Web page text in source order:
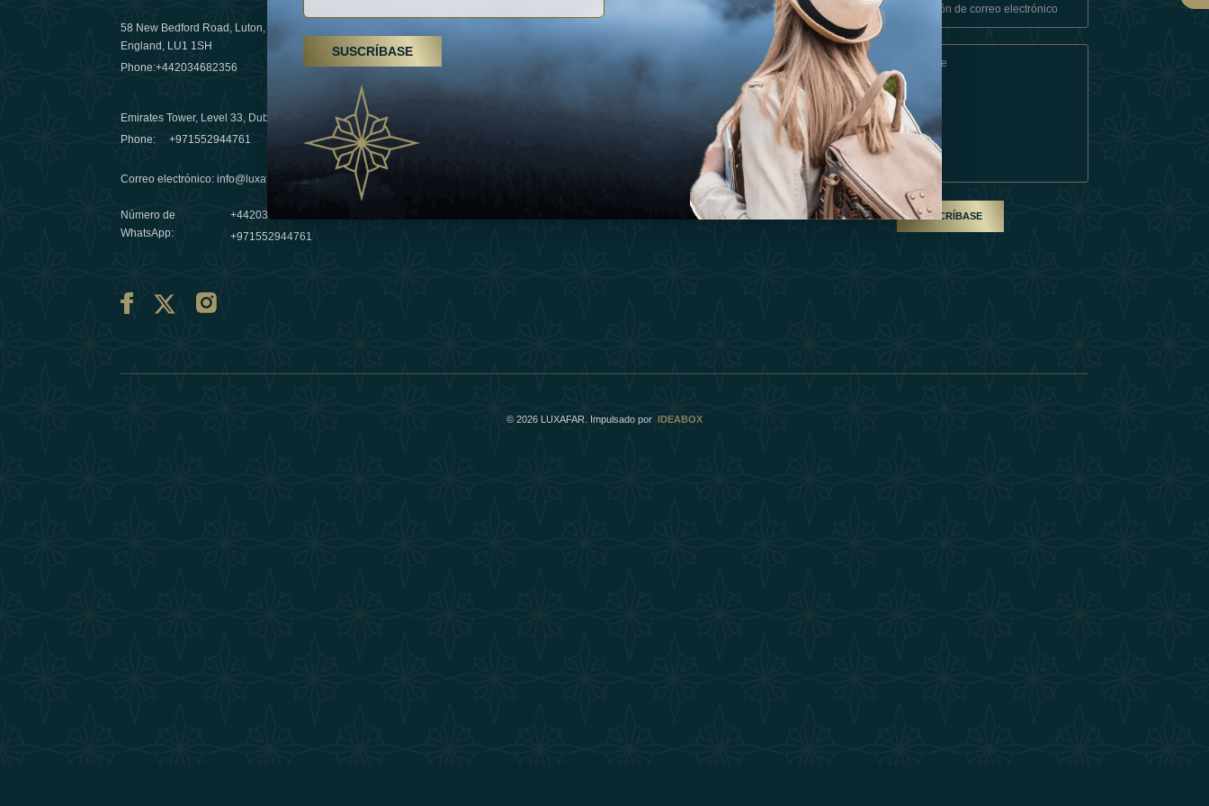
58 New Bedford Road, Luton,
England, LU1 1SH
Phone:+442034682356
Emirates Tower, Level 33, Dubai, UAE
Phone:+971552944761
Correo electrónico:info@luxafar.com
Número de
WhatsApp:
+442034682356
+971552944761
Senderismo, tratamientos de spa y yoga: los
Emiratos Árabes Unidos se erigen como un
03 April 2025
Évasions hivernales pour les voyageurs des
Émirats: redéfinir le voyage de luxe
10 March 2025
Esperienza
Términos Y Condiciones
Conviértase En Socio
Our Team
SUSCRÍBASE
© 2026 LUXAFAR. Impulsado por IDEABOX
SUSCRÍBASE